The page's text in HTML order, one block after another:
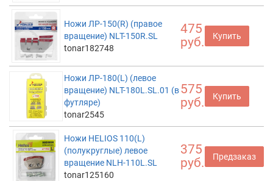
Ножи ЛР-150(R) (правое
вращение) NLT-150R.SL
tonar182748
475
руб.
Купить
Ножи ЛР-180(L) (левое
вращение) NLT-180L.SL.01 (в
футляре)
tonar2545
575
руб.
Купить
Ножи HELIOS 110(L)
(полукруглые) левое
вращение NLH-110L.SL
tonar125160
375
руб.
Предзаказ